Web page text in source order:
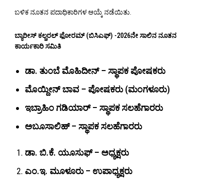
ಬಳಿಕ ನೂತನ ಪದಾಧಿಕಾರಿಗಳ ಆಯ್ಕೆ ನಡೆಯಿತು.
ಬ್ಯಾರೀಸ್ ಕಲ್ಚರಲ್ ಫೋರಮ್ (ಬಿಸಿಎಫ್) -2026ನೇ ಸಾಲಿನ ನೂತನ
ಕಾರ್ಯಕಾರಿ ಸಮಿತಿ
ಡಾ. ತುಂಬೆ ಮೊಹಿದೀನ್ – ಸ್ಥಾಪಕ ಪೋಷಕರು
ಮೊಯ್ದೀನ್ ಬಾವ – ಪೋಷಕರು (ಮಂಗಳೂರು)
ಇಬ್ರಾಹಿಂ ಗಡಿಯಾರ್ – ಸ್ಥಾಪಕ ಸಲಹೆಗಾರರು
ಅಬೂಸಾಲಿಹ್ – ಸ್ಥಾಪಕ ಸಲಹೆಗಾರರು
ಡಾ. ಬಿ.ಕೆ. ಯೂಸುಫ್ – ಅಧ್ಯಕ್ಷರು
ಎಂ.ಇ. ಮೂಳೂರು – ಉಪಾಧ್ಯಕ್ಷರು